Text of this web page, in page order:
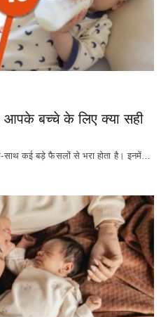
आपके बच्चे के लिए क्या सही
साथ कई बड़े फैसलों से भरा होता है। इनमें…